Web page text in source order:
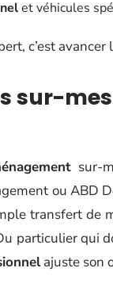
et véhicules
c’est
sur-
sur-
ou ABD
transfert de
particulier qui
ajuste son